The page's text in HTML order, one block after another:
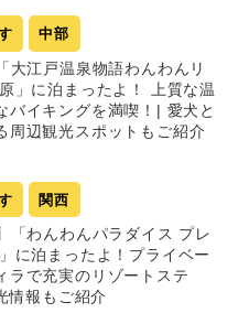
中部
大江戸温泉物語わんわんリ
」に泊まったよ！ 上質な温
バイキングを満喫！| 愛犬と
周辺観光スポットもご紹介
関西
「わんわんパラダイス プレ
に泊まったよ！プライベー
ラで充実のリゾートステ
情報もご紹介